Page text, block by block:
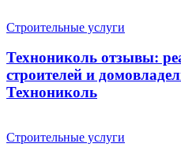
Строительные услуги
Технониколь отзывы:
строителей и
Технониколь
Строительные услуги